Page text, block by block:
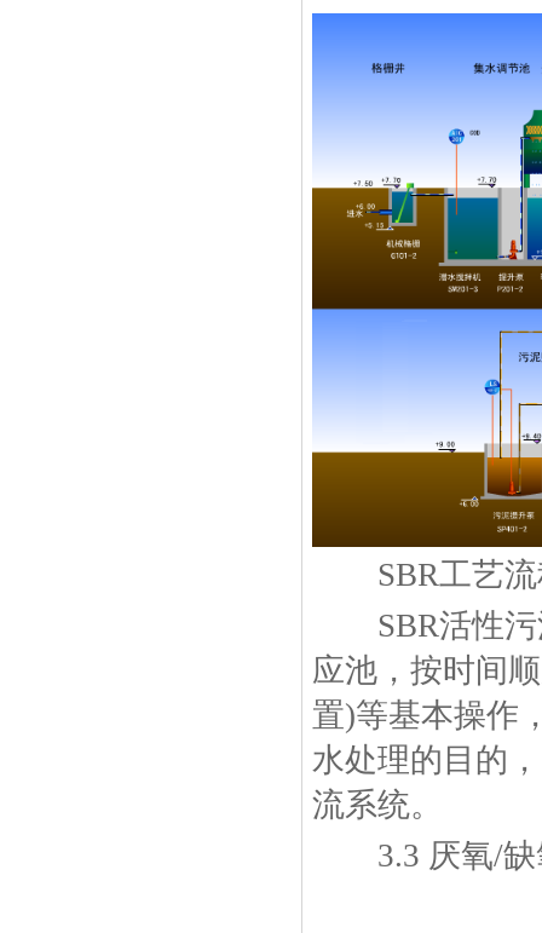
SBR工艺流
SBR活性污
应池，按时间
置)等基本操作
水处理的目的
流系统。
3.3 厌氧/缺